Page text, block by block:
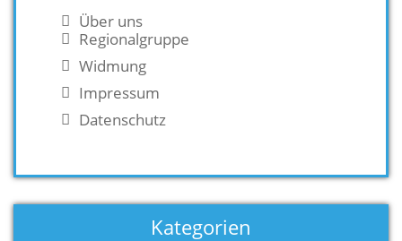
Über uns
Regionalgruppe
Widmung
Impressum
Datenschutz
Kategorien